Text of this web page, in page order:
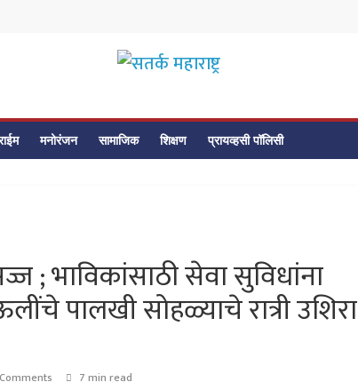
सतर्क
महाराष्ट्र
मनोरंजन सामाजिक शिक्षण प्रायव्हसी पॉलिसी
; भाविकांसाठी सेवा सुविधांना
पालखी सोहळ्याचे रात्री उशिरा
7 min read